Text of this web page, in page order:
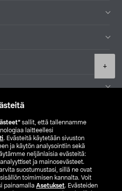
sallit, että tallennamme
laitteellesi
. Evästeitä käytetään sivuston
ja käytön analysointiin sekä
neljänlaisia evästeitä:
ja mainosevästeet.
suostumustasi, sillä ne ovat
toimimisen kannalta. Voit
painamalla Asetukset. Evästeiden
+
myymälä
NO FI
SV